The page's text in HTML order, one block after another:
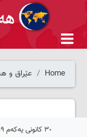
Home عێراق و
٣٠ کانونی یەکەم ٢٠١٩ - ١٨:٤٨